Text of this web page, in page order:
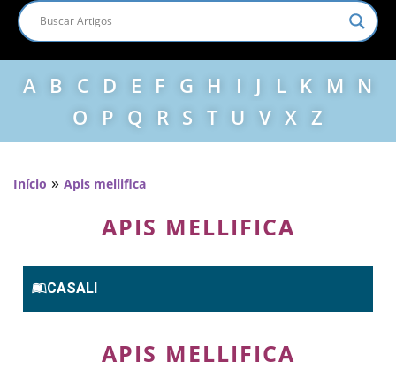
A B C D E F G H I J L K M N
O
P Q R S T U V X Z
Início » Apis mellifica
APIS MELLIFICA
CASALI
APIS MELLIFICA